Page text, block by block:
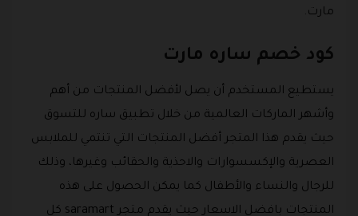
مارت.
كود خصم ساره مارت
يستطيع المستخدم أن يصل لأفضل المنتجات من أهم
وأشهر الماركات العالمية من خلال تطبيق ساره للتسوق
حيث يقدم هذا المتجر أفضل المنتجات التي تنتمي للملابس
العصرية والإكسسوارات والاحذية والحقائب وغيرها، وذلك
للرجال والنساء والأطفال كما يمكن الحصول على هذه
المنتجات بافضل الاسعار حيث يقدم متجر saramart كل